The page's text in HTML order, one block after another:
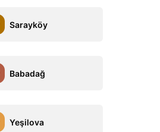
Sarayköy
Babadağ
Yeşilova